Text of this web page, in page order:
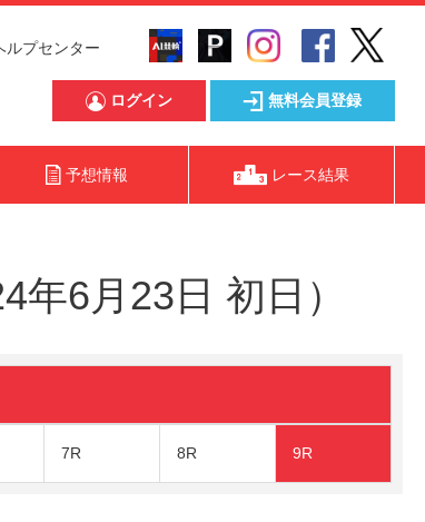
ルプセンター
ログイン 無料会員登録
予想情報 レース結果
6月23日 初日）
7R 8R 9R